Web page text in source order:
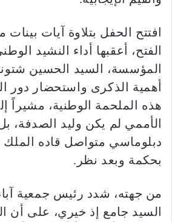
افتتح الحفل بتلاوة آيات
الفتح، أعقبها أداء النشيد
المؤسسة، السيد الحسين
أهمية الذكرى واستحضار دور
هذه الملحمة الوطنية، مشيراً
الأممي لم يكن وليد الصدفة،
دبلوماسي متواصل قاده
بحكمة وبعد نظر.
من جهته، شدد رئيس جمعية آباء
السيد جامع إذ خيري، على أن